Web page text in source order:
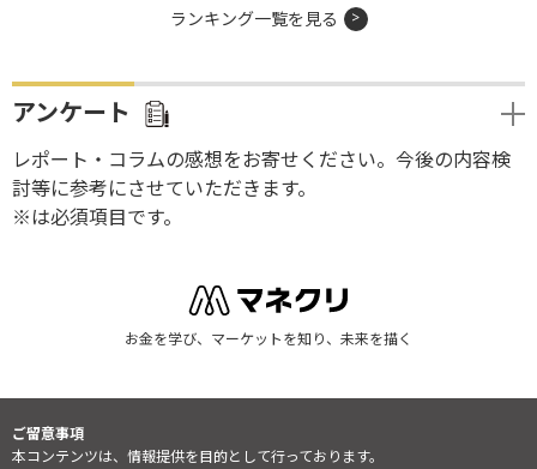
ランキング一覧を見る
アンケート
レポート・コラムの感想をお寄せください。今後の内容検
討等に参考にさせていただきます。
※は必須項目です。
お金を学び、マーケットを知り、未来を描く
ご留意事項
本コンテンツは、情報提供を目的として行っております。